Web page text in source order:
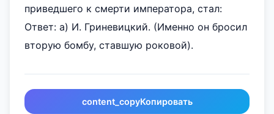
приведшего к смерти императора, стал:
Ответ: а) И. Гриневицкий. (Именно он бросил
вторую бомбу, ставшую роковой).
content_copyКопировать